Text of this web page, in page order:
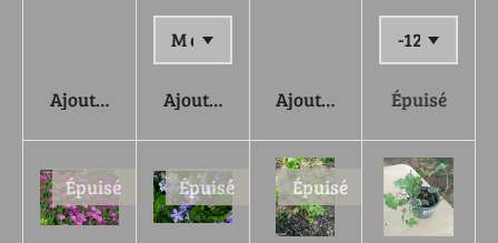
Ajouter au panierAjouter au panierAjouter au panier
Épuisé
Épuisé Épuisé Épuisé